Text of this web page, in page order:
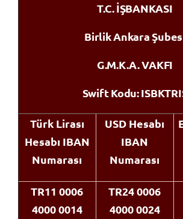
T.C. İŞBANKASI
Birlik Ankara
G.M.K.A. VAKFI
Swift Kodu:
Türk Lirası
Hesabı IBAN
Numarası
USD Hesabı
IBAN
Numarası
TR11 0006
4000 0014
TR24 0006
4000 0024